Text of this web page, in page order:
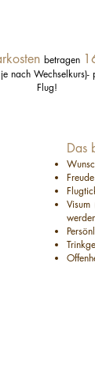
betragen
nach Wechselkurs)-
Flug!
Das